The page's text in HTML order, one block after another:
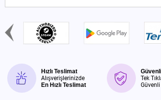
Hızlı Teslimat
Alışverişlerinizde
En Hızlı Teslimat
Tek
Güvenli